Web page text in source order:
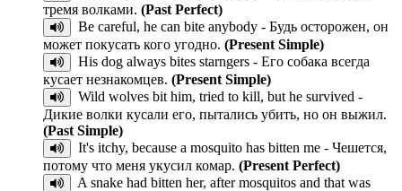
тремя волками. (Past Perfect)
Be careful, he can bite anybody - Будь осторожен, он
может покусать кого угодно. (Present Simple)
His dog always bites starngers - Его собака всегда
кусает незнакомцев. (Present Simple)
Wild wolves bit him, tried to kill, but he survived -
Дикие волки кусали его, пытались убить, но он выжил.
(Past Simple)
It's itchy, because a mosquito has bitten me - Чешется,
потому что меня укусил комар. (Present Perfect)
A snake had bitten her, after mosquitos and that was